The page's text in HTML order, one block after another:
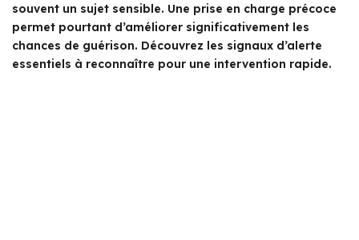
souvent un sujet sensible. Une prise en charge précoce
permet pourtant d’améliorer significativement les
chances de guérison. Découvrez les signaux d’alerte
essentiels à reconnaître pour une intervention rapide.